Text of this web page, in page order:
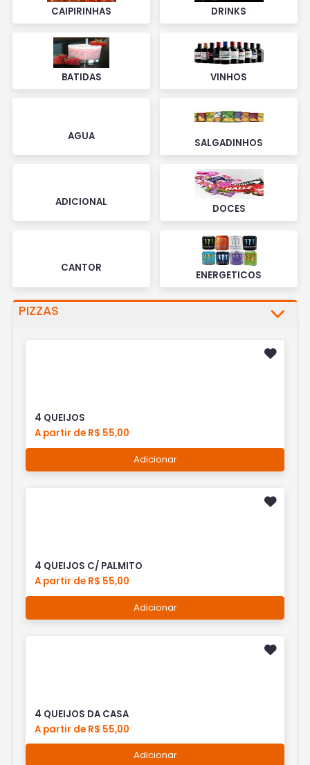
CAIPIRINHAS DRINKS
BATIDAS VINHOS
AGUA
SALGADINHOS
ADICIONAL
DOCES
CANTOR
ENERGETICOS
PIZZAS
4 QUEIJOS
A partir de R$ 55,00
Adicionar
4 QUEIJOS C/ PALMITO
A partir de R$ 55,00
Adicionar
4 QUEIJOS DA CASA
A partir de R$ 55,00
Adicionar